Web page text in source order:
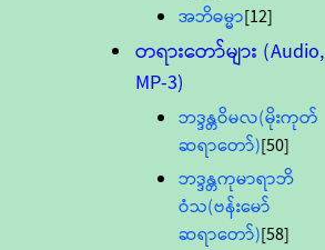
အဘိဓမ္မာ[12]
တရားတော်များ (Audio,
MP-3)
ဘဒ္ဒန္တဝိမလ(မိုးကုတ်
ဆရာတော်)[50]
ဘဒ္ဒန္တကုမာရာဘိ
ဝံသ(ဗန်းမော်
ဆရာတော်)[58]